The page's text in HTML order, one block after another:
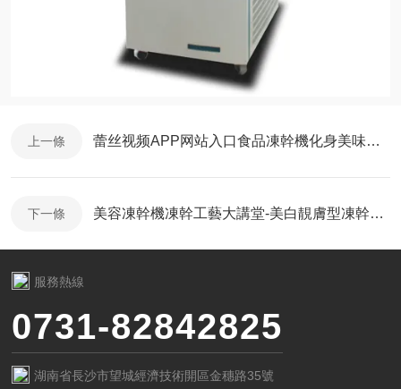
上一條 蕾丝视频APP网站入口食品凍幹機化身美味大廚房
下一條 美容凍幹機凍幹工藝大講堂-美白靚膚型凍幹粉凍幹
服務熱線
0731-82842825
湖南省長沙市望城經濟技術開區金穗路35號